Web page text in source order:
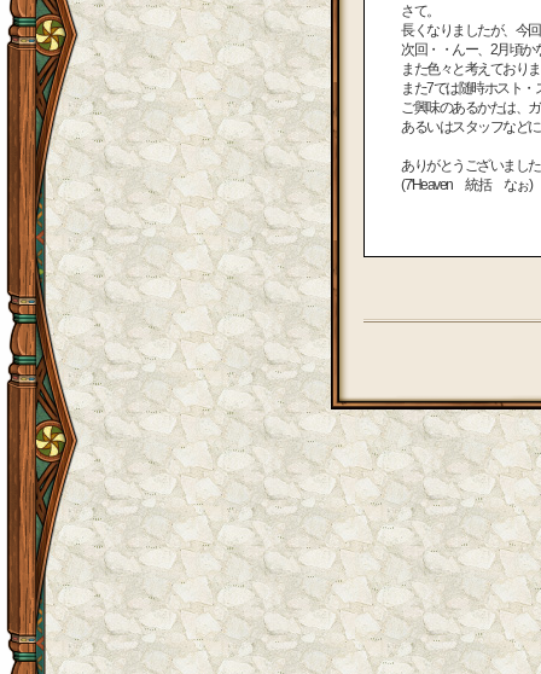
さて。
長くなりましたが、今
次回・・んー、2月頃か
また色々と考えており
また7では随時ホスト
ご興味のあるかたは、
あるいはスタッフなど
ありがとうございました!
(7'Heaven 統括 なぉ)